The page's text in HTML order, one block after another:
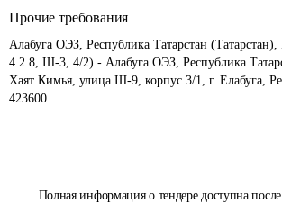
Полная информация о тендере доступна
Прочие требования
Алабуга ОЭЗ, Республика Татарстан
4.2.8, Ш-3, 4/2) - Алабуга ОЭЗ, Республика
Хаят Кимья, улица Ш-9, корпус 3/1, г. Елабуга,
423600